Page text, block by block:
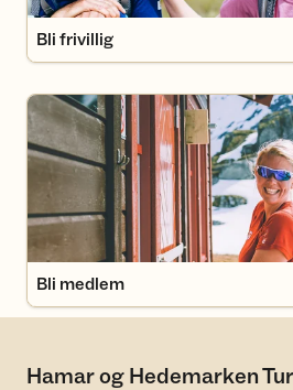
Bli frivillig
Bli medlem
Bli medlem
Hamar og Hedemarken